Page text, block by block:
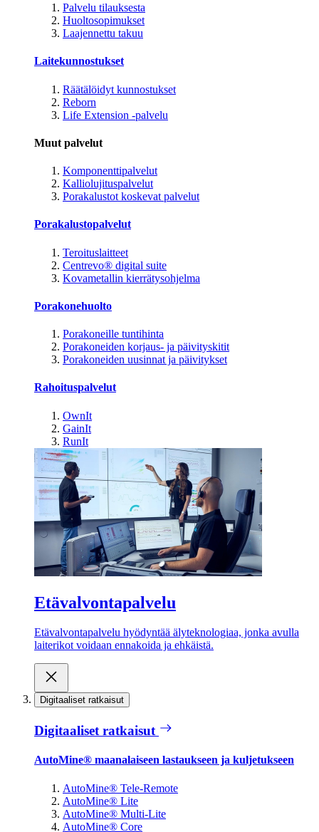
Palvelu tilauksesta
Huoltosopimukset
Laajennettu takuu
Laitekunnostukset
Räätälöidyt kunnostukset
Reborn
Life Extension -palvelu
Muut palvelut
Komponenttipalvelut
Kalliolujituspalvelut
Porakalustot koskevat palvelut
Porakalustopalvelut
Teroituslaitteet
Centrevo® digital suite
Kovametallin kierrätysohjelma
Porakonehuolto
Porakoneille tuntihinta
Porakoneiden korjaus- ja päivityskitit
Porakoneiden uusinnat ja päivitykset
Rahoituspalvelut
OwnIt
GainIt
RunIt
Etävalvontapalvelu
Etävalvontapalvelu hyödyntää älyteknologiaa, jonka avulla
laiterikot voidaan ennakoida ja ehkäistä.
Digitaaliset ratkaisut
Digitaaliset ratkaisut
AutoMine® maanalaiseen lastaukseen ja kuljetukseen
AutoMine® Tele-Remote
AutoMine® Lite
AutoMine® Multi-Lite
AutoMine® Core